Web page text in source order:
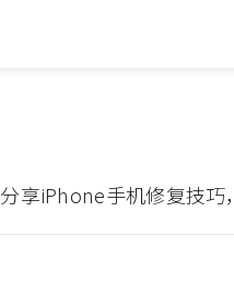
分享iPhone手机修复技